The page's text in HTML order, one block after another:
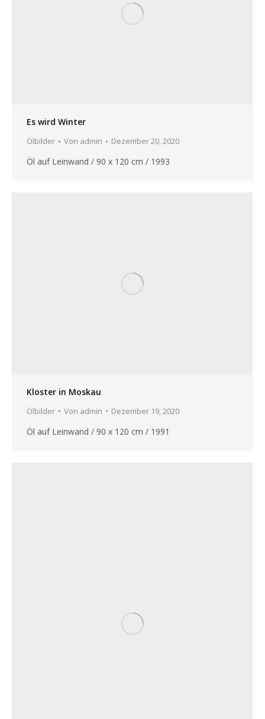
Es wird Winter
Ölbilder Von admin Dezember 20, 2020
Öl auf Leinwand / 90 x 120 cm / 1993
Kloster in Moskau
Ölbilder Von admin Dezember 19, 2020
Öl auf Leinwand / 90 x 120 cm / 1991